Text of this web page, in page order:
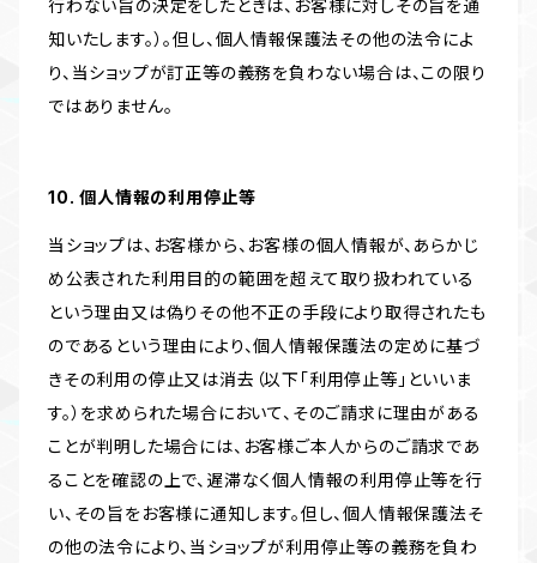
行わない旨の決定をしたときは、お客様に対しその旨を通
知いたします。）。但し、個人情報保護法その他の法令によ
り、当ショップが訂正等の義務を負わない場合は、この限り
ではありません。
10. 個人情報の利用停止等
当ショップは、お客様から、お客様の個人情報が、あらかじ
め公表された利用目的の範囲を超えて取り扱われている
という理由又は偽りその他不正の手段により取得されたも
のであるという理由により、個人情報保護法の定めに基づ
きその利用の停止又は消去（以下「利用停止等」といいま
す。）を求められた場合において、そのご請求に理由がある
ことが判明した場合には、お客様ご本人からのご請求であ
ることを確認の上で、遅滞なく個人情報の利用停止等を行
い、その旨をお客様に通知します。但し、個人情報保護法そ
の他の法令により、当ショップが利用停止等の義務を負わ